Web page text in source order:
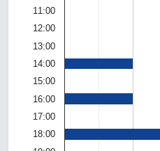
11:00
12:00
13:00
14:00
15:00
16:00
17:00
18:00